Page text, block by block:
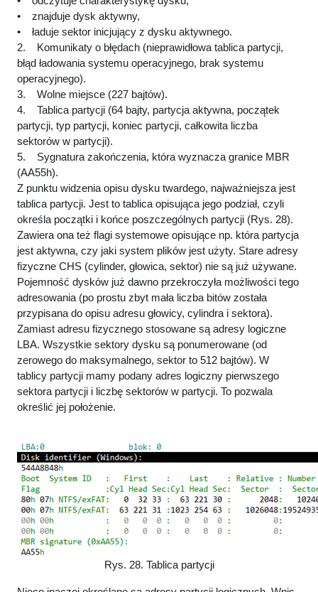
• znajduje dysk aktywny,
• ładuje sektor inicjujący z dysku aktywnego.
2. Komunikaty o błędach (nieprawidłowa tablica partycji,
błąd ładowania systemu operacyjnego, brak systemu
operacyjnego).
3. Wolne miejsce (227 bajtów).
4. Tablica partycji (64 bajty, partycja aktywna, początek
partycji, typ partycji, koniec partycji, całkowita liczba
sektorów w partycji).
5. Sygnatura zakończenia, która wyznacza granice MBR
(AA55h).
Z punktu widzenia opisu dysku twardego, najważniejsza jest
tablica partycji. Jest to tablica opisująca jego podział, czyli
określa początki i końce poszczególnych partycji (Rys. 28).
Zawiera ona też flagi systemowe opisujące np. która partycja
jest aktywna, czy jaki system plików jest użyty. Stare adresy
fizyczne CHS (cylinder, głowica, sektor) nie są już używane.
Pojemność dysków już dawno przekroczyła możliwości tego
adresowania (po prostu zbyt mała liczba bitów została
przypisana do opisu adresu głowicy, cylindra i sektora).
Zamiast adresu fizycznego stosowane są adresy logiczne
LBA. Wszystkie sektory dysku są ponumerowane (od
zerowego do maksymalnego, sektor to 512 bajtów). W
tablicy partycji mamy podany adres logiczny pierwszego
sektora partycji i liczbę sektorów w partycji. To pozwala
określić jej położenie.
Rys. 28. Tablica partycji